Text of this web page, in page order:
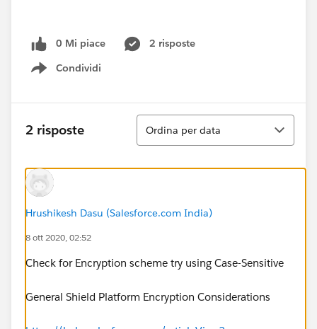
0 Mi piace
2 risposte
Condividi
Show menu
2 risposte
Ordina
Ordina per data
Hrushikesh Dasu (Salesforce.com India)
8 ott 2020, 02:52
Check for Encryption scheme try using Case-Sensitive
General Shield Platform Encryption Considerations